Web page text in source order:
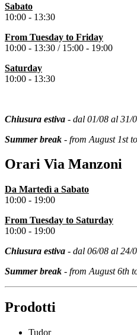
Sabato
10:00 - 13:30
From Tuesday to Friday
10:00 - 13:30 / 15:00 - 19:00
Saturday
10:00 - 13:30
Chiusura estiva - dal 01/08 al 31/
Summer break - from August 1st
Orari Via Manzoni
Da Martedì a Sabato
10:00 - 19:00
From Tuesday to Saturday
10:00 - 19:00
Chiusura estiva - dal 06/08 al 24/
Summer break - from August 6th
Prodotti
Tudor